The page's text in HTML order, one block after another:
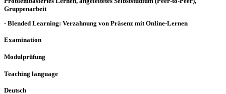
Gruppenarbeit
- Blended Learning: Verzahnung von Präsenz mit Online-Lernen
Examination
Modulprüfung
Teaching language
Deutsch